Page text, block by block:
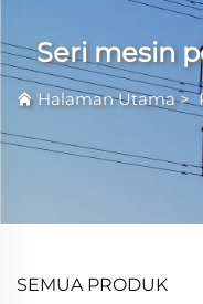
Seri mesin
Halaman Utama>
SEMUA PRODUK